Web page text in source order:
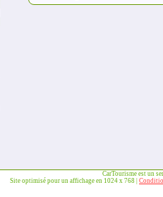
CarTourisme est un
Site optimisé pour un affichage en 1024 x 768 |